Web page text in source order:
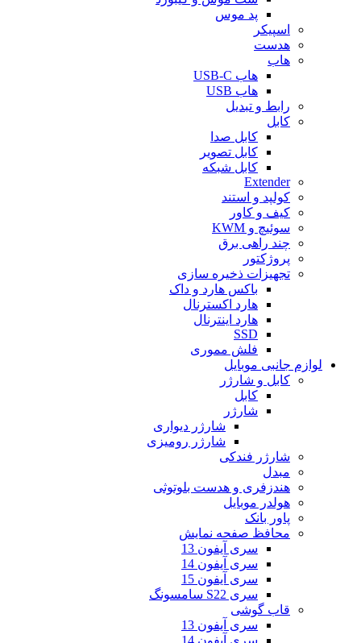
پد موس
اسپیکر
هدست
هاب
هاب USB-C
هاب USB
رابط و تبدیل
کابل
کابل صدا
کابل تصویر
کابل شبکه
Extender
کولپد و استند
کیف و کاور
سوئیچ و KWM
چند راهی برق
پروژکتور
تجهیزات ذخیره سازی
باکس هارد و داک
هارد اکسترنال
هارد اینترنال
SSD
فلش مموری
لوازم جانبی موبایل
کابل و شارژر
کابل
شارژر
شارژر دیواری
شارژر رومیزی
شارژر فندکی
مبدل
هندزفری و هدست بلوتوثی
هولدر موبایل
پاور بانک
محافظ صفحه نمایش
سری آیفون 13
سری آیفون 14
سری آیفون 15
سری S22 سامسونگ
قاب گوشی
سری آیفون 13